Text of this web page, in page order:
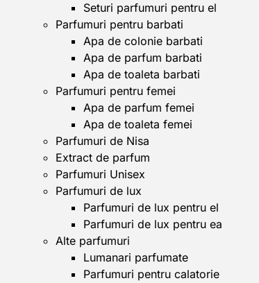
Seturi parfumuri pentru el
Parfumuri pentru barbati
Apa de colonie barbati
Apa de parfum barbati
Apa de toaleta barbati
Parfumuri pentru femei
Apa de parfum femei
Apa de toaleta femei
Parfumuri de Nisa
Extract de parfum
Parfumuri Unisex
Parfumuri de lux
Parfumuri de lux pentru el
Parfumuri de lux pentru ea
Alte parfumuri
Lumanari parfumate
Parfumuri pentru calatorie